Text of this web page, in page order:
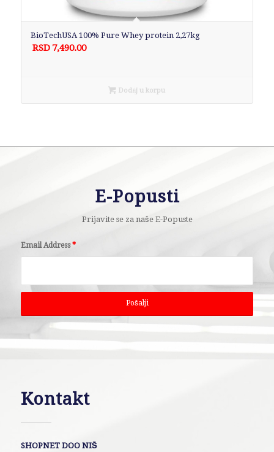
BioTechUSA 100% Pure Whey protein 2,27kg
RSD 7,490.00
Dodaj u korpu
E-Popusti
Prijavite se za naše E-Popuste
Email Address*
Kontakt
SHOPNET DOO NIŠ